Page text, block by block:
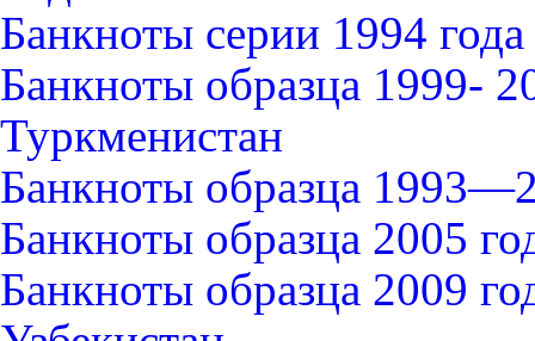
Банкноты серии 1994 года
Банкноты образца 1999-
Туркменистан
Банкноты образца
Банкноты образца 2005
Банкноты образца 2009